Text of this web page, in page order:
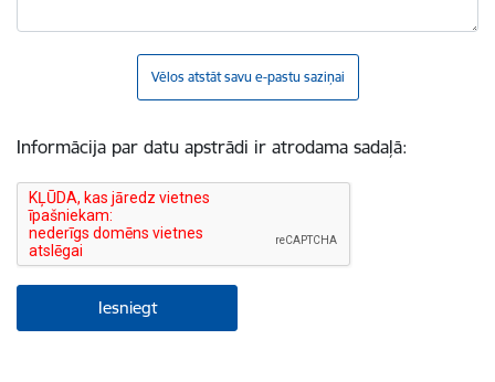
Vēlos atstāt savu e-pastu saziņai
Informācija par datu apstrādi ir atrodama sadaļā: